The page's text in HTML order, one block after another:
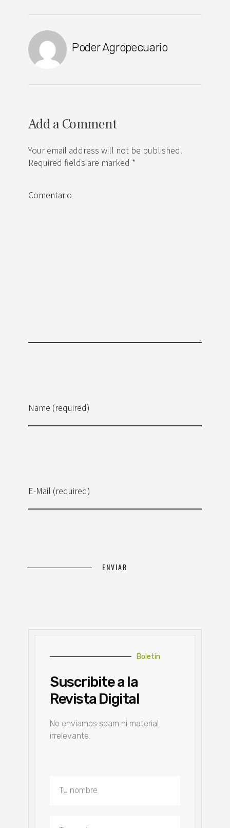
Poder Agropecuario
Add a Comment
Your email address will not be published.
Required fields are marked *
Name (required)
E-Mail (required)
Comentario
Boletín
Suscribite a la
Revista Digital
No enviamos spam ni material
irrelevante.